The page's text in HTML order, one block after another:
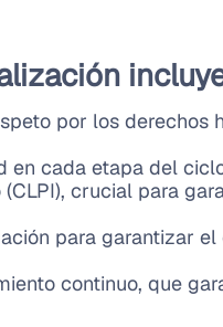
por los derechos
en cada etapa del
crucial para
para garantizar
continuo, que